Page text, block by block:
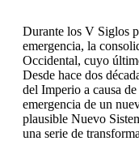
Durante los V Siglos
emergencia, la
Occidental, cuyo
Desde hace dos
del Imperio a causa
emergencia de un
plausible Nuevo
una serie de